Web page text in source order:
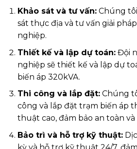
Khảo sát và tư vấn:Chúng
sát thực địa và tư vấn giải
nghiệp.
Thiết kế và lập dự toán:Đội
nghiệp sẽ thiết kế và lập dự
biến áp 320kVA.
Thi công và lắp đặt:Chúng
công và lắp đặt trạm biến áp
thuật cao, đảm bảo an toàn
Bảo trì và hỗ trợ kỹ thuật: